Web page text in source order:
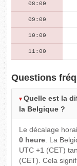
08:00
09:00
10:00
11:00
Questions
Quelle est la
la Belgique ?
Le décalage
0 heure. La
UTC +1 (CET)
(CET). Cela